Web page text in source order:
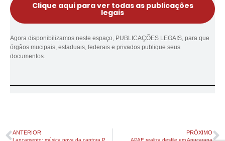
Clique aqui para ver todas as publicações
legais
Agora disponibilizamos neste espaço, PUBLICAÇÕES LEGAIS, para que
órgãos mucipais, estaduais, federais e privados publique seus
documentos.
ANTERIOR PRÓXIMO